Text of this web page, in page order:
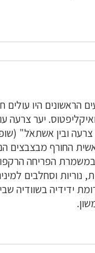
יער צרעה בשנות ה-50.
ואיקליפטוס. יער
ובין אשתאֹל"
החורף מבצבצים
במשמרת הפריחה
נוריות וסחלבים
ידידיה בשוודיה